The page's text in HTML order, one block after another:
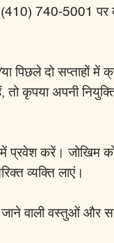
(410) 740-5001 पर
पिछले दो सप्ताहों में
कृपया अपनी
में प्रवेश करें। जोखिम
व्यक्ति लाएं।
जाने वाली वस्तुओं और